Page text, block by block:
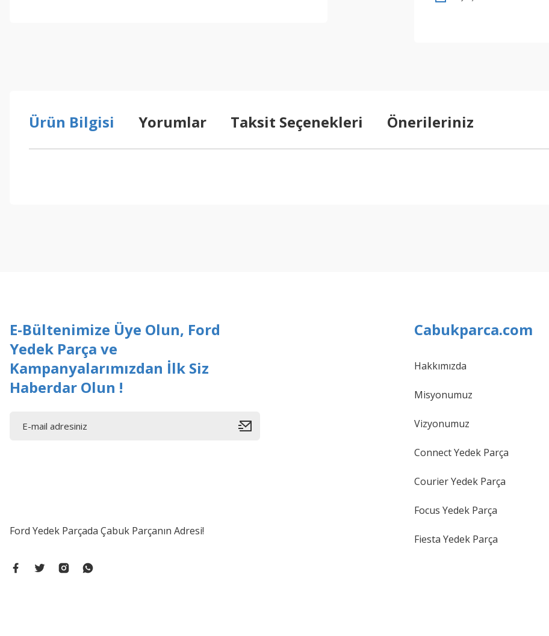
Ürün Bilgisi Yorumlar Taksit Seçenekleri Önerileriniz
E-Bültenimize Üye Olun, Ford
Yedek Parça ve
Kampanyalarımızdan İlk Siz
Haberdar Olun !
Ford Yedek Parçada Çabuk Parçanın Adresi!
Cabukparca.com
Hakkımızda
Misyonumuz
Vizyonumuz
Connect Yedek Parça
Courier Yedek Parça
Focus Yedek Parça
Fiesta Yedek Parça